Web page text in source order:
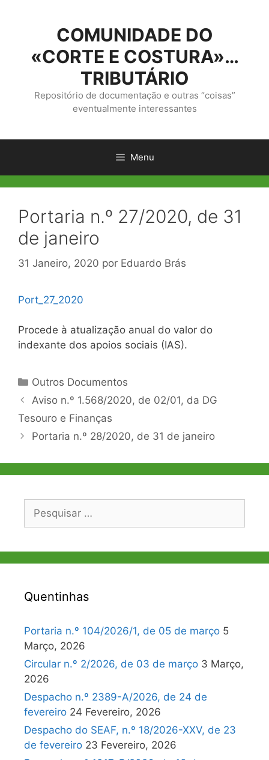
conteúdo
COMUNIDADE DO
«CORTE E COSTURA»…
TRIBUTÁRIO
Repositório de documentação e outras “coisas”
eventualmente interessantes
Menu
Portaria n.º 27/2020, de 31
de janeiro
31 Janeiro, 2020 por Eduardo Brás
Port_27_2020
Procede à atualização anual do valor do
indexante dos apoios sociais (IAS).
Categorias
Outros Documentos
Navegação
de
Aviso n.º 1.568/2020, de 02/01, da DG
Tesouro e Finanças
Portaria n.º 28/2020, de 31 de janeiro
Pesquisar
Quentinhas
Portaria n.º 104/2026/1, de 05 de março 5
Março, 2026
Circular n.º 2/2026, de 03 de março 3 Março,
2026
Despacho n.º 2389-A/2026, de 24 de
fevereiro 24 Fevereiro, 2026
Despacho do SEAF, n.º 18/2026-XXV, de 23
de fevereiro 23 Fevereiro, 2026